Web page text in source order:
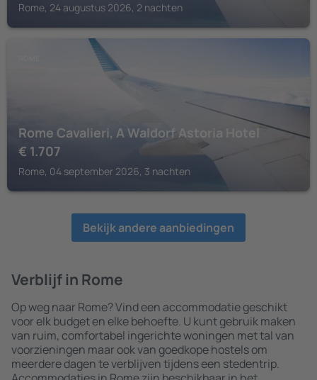
Rome, 24 augustus 2026, 2 nachten
Rome Cavalieri, A Waldorf Astoria Hotel
€ 1.707
Rome, 04 september 2026, 3 nachten
Bekijk andere aanbiedingen
Verblijf in Rome
Op weg naar Rome? Vind een accommodatie geschikt
voor elk budget en elke behoefte. U kunt gebruik maken
van ruim, comfortabel ingerichte woningen met tal van
voorzieningen maar ook van goedkope hostels om
meerdere dagen te verblijven tijdens een stedentrip.